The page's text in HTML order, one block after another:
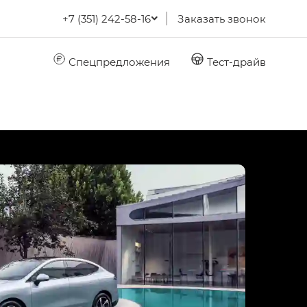
+7 (351) 242-58-16 Заказать звонок
Спецпредложения Тест-драйв